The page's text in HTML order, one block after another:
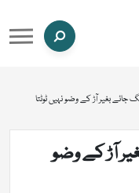
بغیر آڑ کے وضو نہیں ٹوٹتا
آڑ کے وضو